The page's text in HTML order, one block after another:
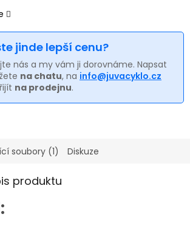
jinde lepší cenu?
nás a my vám ji dorovnáme. Napsat
na chatu, na info@juvacyklo.cz
na prodejnu.
soubory (1) Diskuze
produktu